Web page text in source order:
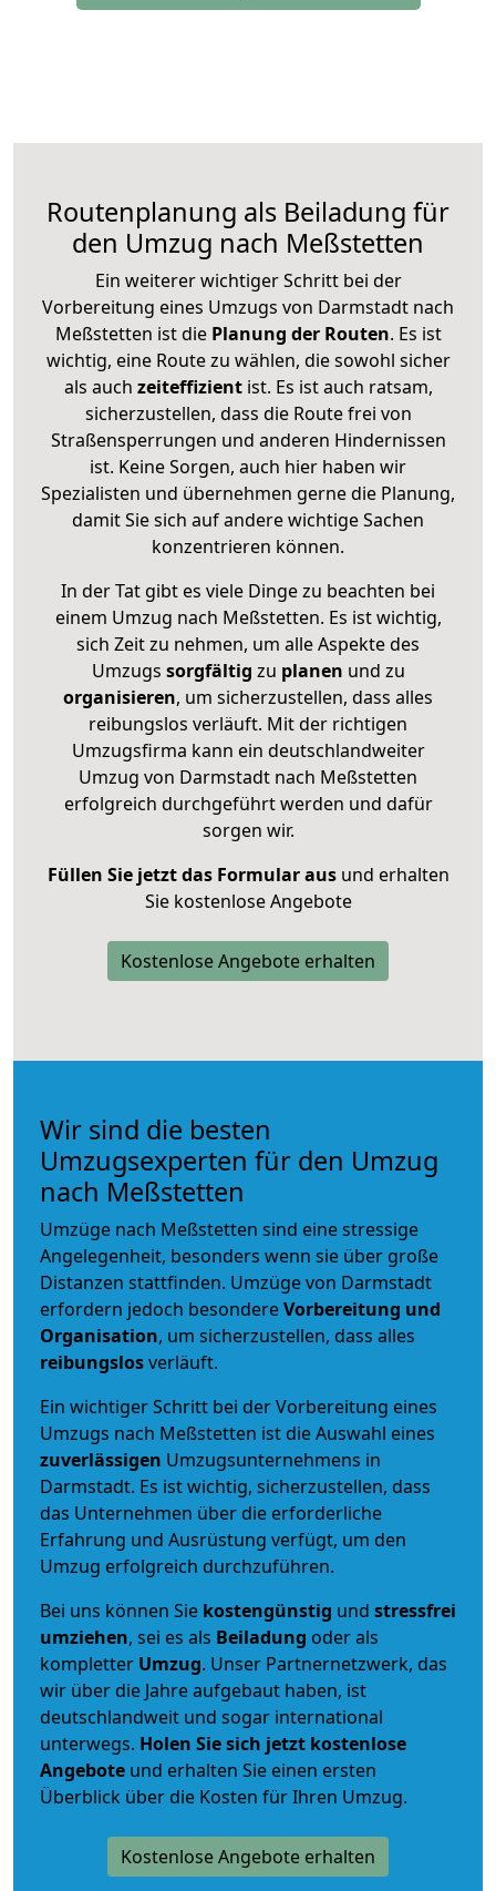
Routenplanung als Beiladung für
den Umzug nach Meßstetten
Ein weiterer wichtiger Schritt bei der
Vorbereitung eines Umzugs von Darmstadt nach
Meßstetten ist diePlanung der Routen. Es ist
wichtig, eine Route zu wählen, die sowohl sicher
als auch zeiteffizientist. Es ist auch ratsam,
sicherzustellen, dass die Route frei von
Straßensperrungen und anderen Hindernissen
ist. Keine Sorgen, auch hier haben wir
Spezialisten und übernehmen gerne die Planung,
damit Sie sich auf andere wichtige Sachen
konzentrieren können.
In der Tat gibt es viele Dinge zu beachten bei
einem Umzug nach Meßstetten. Es ist wichtig,
sich Zeit zu nehmen, um alle Aspekte des
Umzugs sorgfältig zu planen und zu
organisieren, um sicherzustellen, dass alles
reibungslos verläuft. Mit der richtigen
Umzugsfirma kann ein deutschlandweiter
Umzug von Darmstadt nach Meßstetten
erfolgreich durchgeführt werden und dafür
sorgen wir.
Füllen Sie jetzt das Formular ausund erhalten
Sie kostenlose Angebote
Kostenlose Angebote erhalten
Wir sind die besten
Umzugsexperten für den Umzug
nach Meßstetten
Umzüge nach Meßstetten sind eine stressige
Angelegenheit, besonders wenn sie über große
Distanzen stattfinden. Umzüge von Darmstadt
erfordern jedoch besondereVorbereitung und
Organisation, um sicherzustellen, dass alles
reibungslosverläuft.
Ein wichtiger Schritt bei der Vorbereitung eines
Umzugs nach Meßstetten ist die Auswahl eines
zuverlässigen Umzugsunternehmens in
Darmstadt. Es ist wichtig, sicherzustellen, dass
das Unternehmen über die erforderliche
Erfahrung und Ausrüstung verfügt, um den
Umzug erfolgreich durchzuführen.
Bei uns können Sie kostengünstig und stressfrei
umziehen, sei es als Beiladung oder als
kompletter Umzug. Unser Partnernetzwerk, das
wir über die Jahre aufgebaut haben, ist
deutschlandweit und sogar international
unterwegs. Holen Sie sich jetzt kostenlose
Angebote und erhalten Sie einen ersten
Überblick über die Kosten für Ihren Umzug.
Kostenlose Angebote erhalten